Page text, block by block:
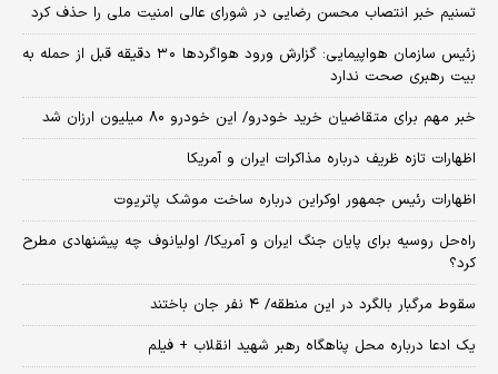
تسنیم خبر انتصاب محسن رضایی در شورای عالی امنیت ملی را حذف کرد
زئیس سازمان هواپیمایی: گزارش ورود هواگردها ٣٠ دقیقه قبل از حمله به
بیت رهبری صحت ندارد
خبر مهم برای متقاضیان خرید خودرو/ این خودرو ۸۰ میلیون ارزان شد
اظهارات تازه ظریف درباره مذاکرات ایران و آمریکا
اظهارات رئیس جمهور اوکراین درباره ساخت موشک پاتریوت
راه‌حل روسیه برای پایان جنگ ایران و آمریکا/ اولیانوف چه پیشنهادی مطرح
کرد؟
سقوط مرگبار بالگرد در این منطقه/ ۴ نفر جان باختند
یک ادعا درباره محل پناهگاه‌ رهبر شهید انقلاب + فیلم